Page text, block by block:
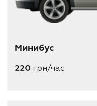
Минибус
220 грн/час